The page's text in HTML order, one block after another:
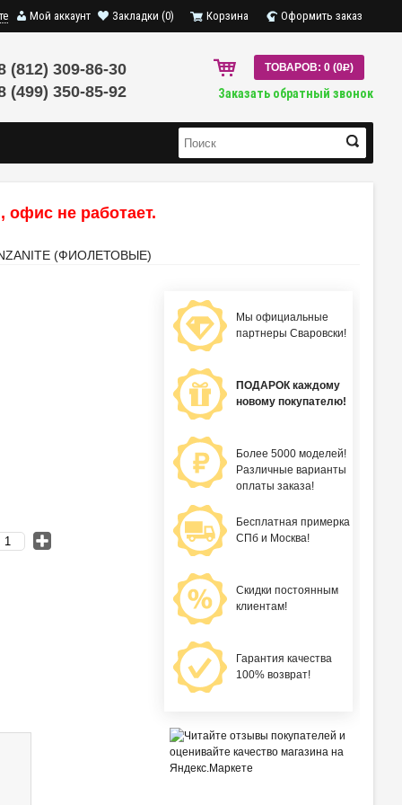
Мой аккаунт Закладки (0) Корзина Оформить заказ
(812) 309-86-30
(499) 350-85-92
ТОВАРОВ: 0 (0R)
Заказать обратный звонок
офис не работает.
(ФИОЛЕТОВЫЕ)
Мы официальные
партнеры Сваровски!
ПОДАРОК каждому
новому покупателю!
Более 5000 моделей!
Различные варианты
оплаты заказа!
Бесплатная примерка
СПб и Москва!
Скидки постоянным
клиентам!
Гарантия качества
100% возврат!